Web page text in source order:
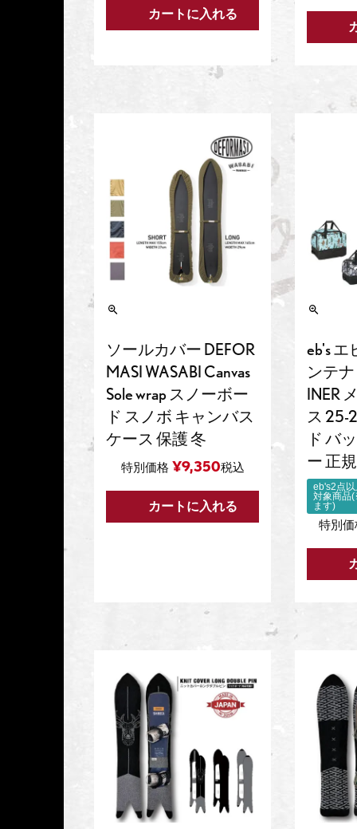
カートに入れる
ソールカバー DEFOR
MASI WASABI Canvas
Sole wrap スノーボー
ド スノボ キャンバス
ケース 保護 冬
特別価格 ¥9,350税込
カートに入れる
eb's
ンテナ
INER
ス 25-
ド バ
ー 正
eb's2点
対象商品
ます)
特別価